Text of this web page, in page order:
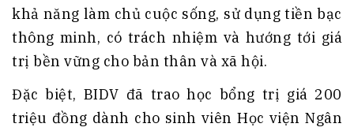
khả năng làm chủ cuộc sống, sử dụng tiền bạc
thông minh, có trách nhiệm và hướng tới giá
trị bền vững cho bản thân và xã hội.
Đặc biệt, BIDV đã trao học bổng trị giá 200
triệu đồng dành cho sinh viên Học viện Ngân